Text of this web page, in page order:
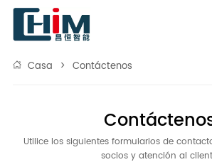
Casa > Contáctenos
Utilice los siguientes formularios de
socios y atención al